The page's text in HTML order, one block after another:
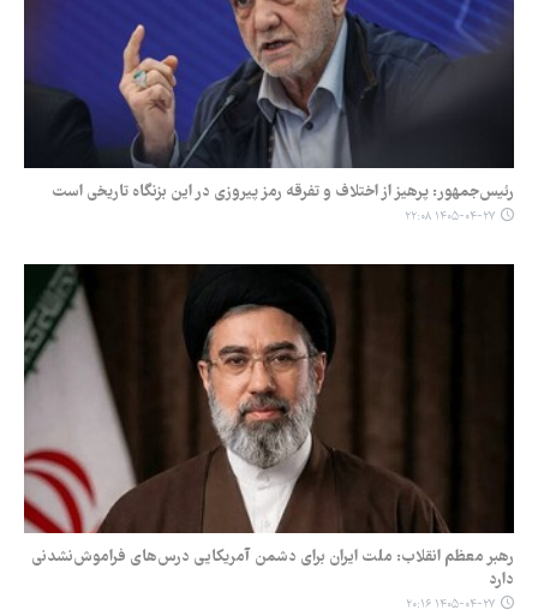
رئیس‌جمهور: پرهیز از اختلاف و تفرقه رمز پیروزی در این بزنگاه تاریخی است
۱۴۰۵-۰۴-۲۷ ۲۲:۰۸
رهبر معظم انقلاب: ملت ایران برای دشمن آمریکایی درس‌های فراموش‌نشدنی
دارد
۱۴۰۵-۰۴-۲۷ ۲۰:۱۶